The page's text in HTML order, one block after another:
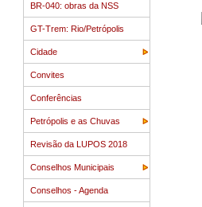
BR-040: obras da NSS
GT-Trem: Rio/Petrópolis
Cidade
Convites
Conferências
Petrópolis e as Chuvas
Revisão da LUPOS 2018
Conselhos Municipais
Conselhos - Agenda